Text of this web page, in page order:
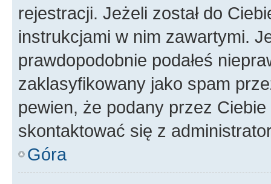
rejestracji. Jeżeli został do
instrukcjami w nim zawartymi.
prawdopodobnie podałeś
zaklasyfikowany jako spam
pewien, że podany przez
skontaktować się z
Góra